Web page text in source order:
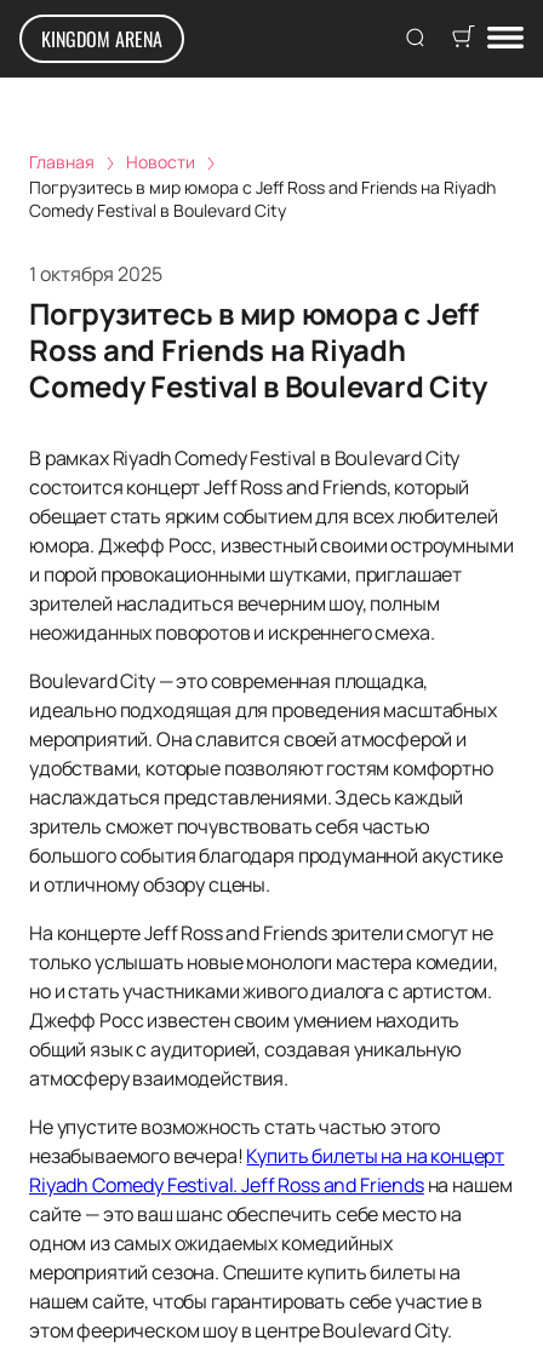
KINGDOM ARENA
Главная
Новости
Погрузитесь в мир юмора с Jeff Ross and Friends на Riyadh
Comedy Festival в Boulevard City
1 октября 2025
Погрузитесь в мир юмора с Jeff
Ross and Friends на Riyadh
Comedy Festival в Boulevard City
В рамках Riyadh Comedy Festival в Boulevard City
состоится концерт Jeff Ross and Friends, который
обещает стать ярким событием для всех любителей
юмора. Джефф Росс, известный своими остроумными
и порой провокационными шутками, приглашает
зрителей насладиться вечерним шоу, полным
неожиданных поворотов и искреннего смеха.
Boulevard City — это современная площадка,
идеально подходящая для проведения масштабных
мероприятий. Она славится своей атмосферой и
удобствами, которые позволяют гостям комфортно
наслаждаться представлениями. Здесь каждый
зритель сможет почувствовать себя частью
большого события благодаря продуманной акустике
и отличному обзору сцены.
На концерте Jeff Ross and Friends зрители смогут не
только услышать новые монологи мастера комедии,
но и стать участниками живого диалога с артистом.
Джефф Росс известен своим умением находить
общий язык с аудиторией, создавая уникальную
атмосферу взаимодействия.
Не упустите возможность стать частью этого
незабываемого вечера! Купить билеты на на концерт
Riyadh Comedy Festival. Jeff Ross and Friendsна нашем
сайте — это ваш шанс обеспечить себе место на
одном из самых ожидаемых комедийных
мероприятий сезона. Спешите купить билеты на
нашем сайте, чтобы гарантировать себе участие в
этом феерическом шоу в центре Boulevard City.